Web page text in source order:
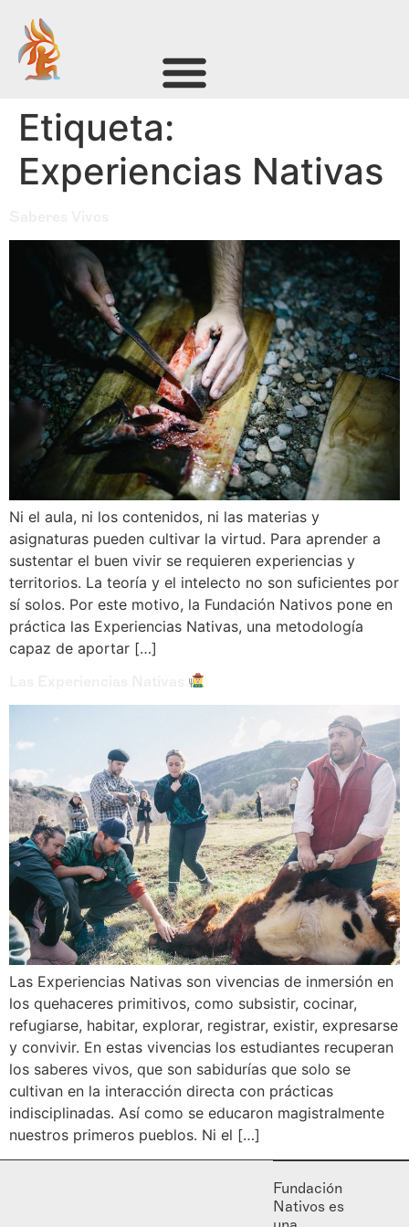
Etiqueta:
Experiencias Nativas
Ni el aula, ni los contenidos, ni las materias y
asignaturas pueden cultivar la virtud. Para aprender a
sustentar el buen vivir se requieren experiencias y
territorios. La teoría y el intelecto no son suficientes por
sí solos. Por este motivo, la Fundación Nativos pone en
práctica las Experiencias Nativas, una metodología
capaz de aportar […]
Las Experiencias Nativas son vivencias de inmersión en
los quehaceres primitivos, como subsistir, cocinar,
refugiarse, habitar, explorar, registrar, existir, expresarse
y convivir. En estas vivencias los estudiantes recuperan
los saberes vivos, que son sabidurías que solo se
cultivan en la interacción directa con prácticas
indisciplinadas. Así como se educaron magistralmente
nuestros primeros pueblos. Ni el […]
Fundación
Nativos es